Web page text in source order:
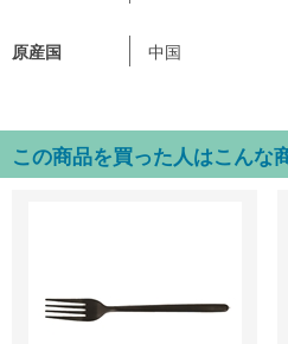
原産国 中国
この商品を買った人はこんな